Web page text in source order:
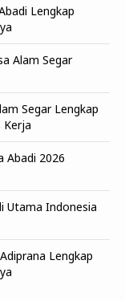
Lengkap
Alam Segar
Segar Lengkap
Kerja
Abadi 2026
Utama Indonesia
Lengkap